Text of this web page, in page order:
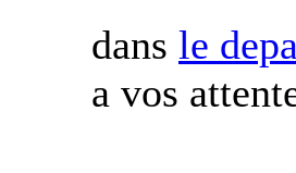
dans le
a vos